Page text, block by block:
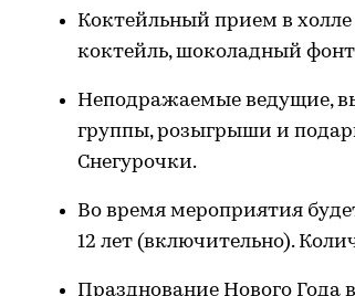
Коктейльный прием в холле
коктейль, шоколадный
Неподражаемые ведущие,
группы, розыгрыши и
Снегурочки.
Во время мероприятия
12 лет (включительно).
Празднование Нового Года